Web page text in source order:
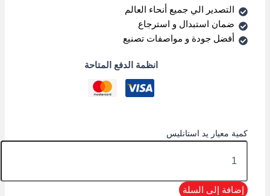
التصدير الي جميع أنحاء العالم
ضمان استبدال و استرجاع
أفضل جودة و مواصفات تصنيع
انظمة الدفع المتاحة
كمية معيار يد استانليس
إضافة إلى السلة